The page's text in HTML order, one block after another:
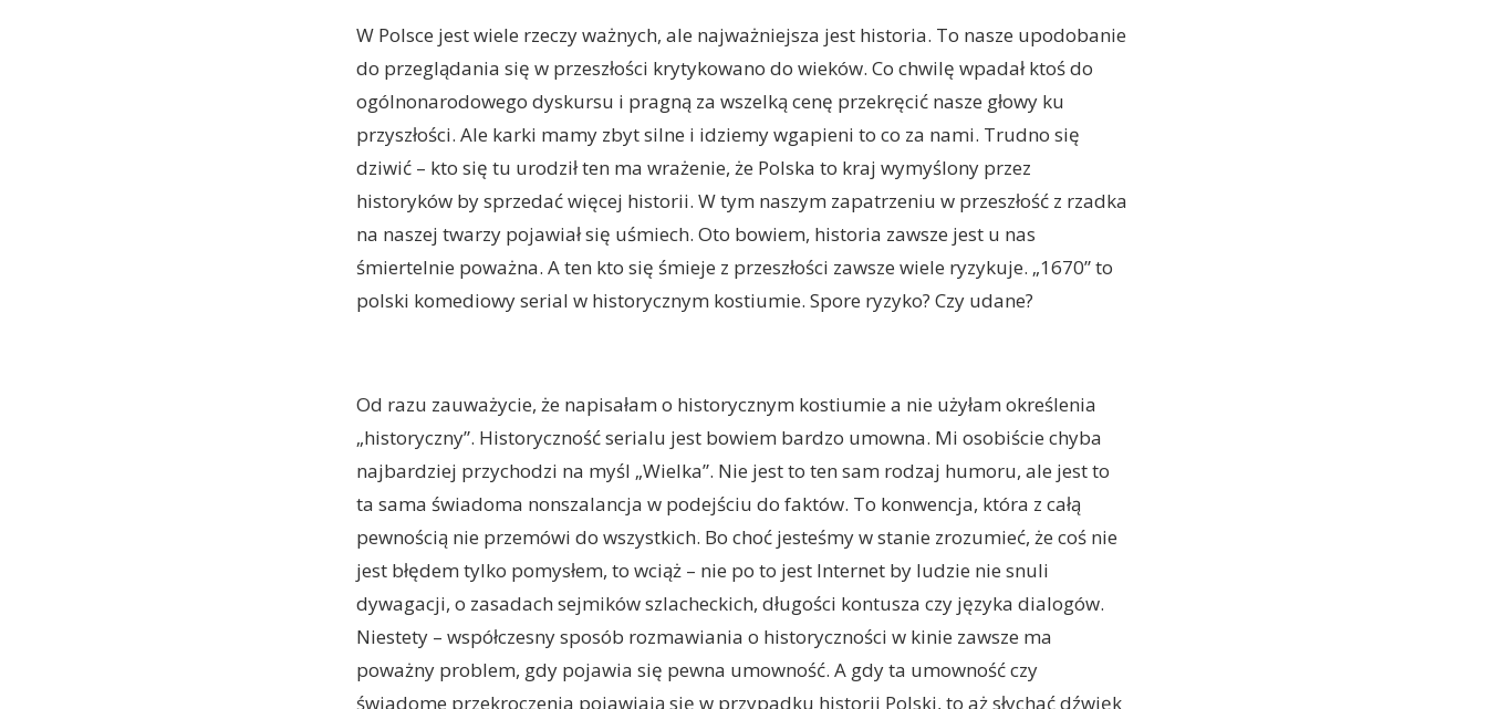
W Polsce jest wiele rzeczy ważnych, ale najważniejsza jest historia. To nasze upodobanie
do przeglądania się w przeszłości krytykowano do wieków. Co chwilę wpadał ktoś do
ogólnonarodowego dyskursu i pragną za wszelką cenę przekręcić nasze głowy ku
przyszłości. Ale karki mamy zbyt silne i idziemy wgapieni to co za nami. Trudno się
dziwić – kto się tu urodził ten ma wrażenie, że Polska to kraj wymyślony przez
historyków by sprzedać więcej historii. W tym naszym zapatrzeniu w przeszłość z rzadka
na naszej twarzy pojawiał się uśmiech. Oto bowiem, historia zawsze jest u nas
śmiertelnie poważna. A ten kto się śmieje z przeszłości zawsze wiele ryzykuje. „1670” to
polski komediowy serial w historycznym kostiumie. Spore ryzyko? Czy udane?
Od razu zauważycie, że napisałam o historycznym kostiumie a nie użyłam określenia
„historyczny”. Historyczność serialu jest bowiem bardzo umowna. Mi osobiście chyba
najbardziej przychodzi na myśl „Wielka”. Nie jest to ten sam rodzaj humoru, ale jest to
ta sama świadoma nonszalancja w podejściu do faktów. To konwencja, która z całą
pewnością nie przemówi do wszystkich. Bo choć jesteśmy w stanie zrozumieć, że coś nie
jest błędem tylko pomysłem, to wciąż – nie po to jest Internet by ludzie nie snuli
dywagacji, o zasadach sejmików szlacheckich, długości kontusza czy języka dialogów.
Niestety – współczesny sposób rozmawiania o historyczności w kinie zawsze ma
poważny problem, gdy pojawia się pewna umowność. A gdy ta umowność czy
świadome przekroczenia pojawiają się w przypadku historii Polski, to aż słychać dźwięk